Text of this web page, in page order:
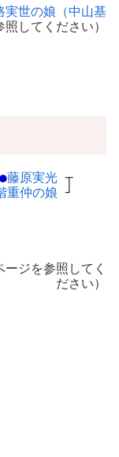
実世の娘（中山基
してください）
●藤原実光 ┬
重仲の娘 ┘
ージを参照してく
ださい）